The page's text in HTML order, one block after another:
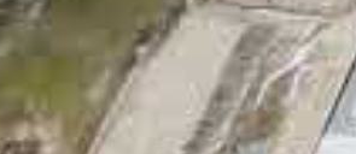
et le développement
: En diversifiant les
face aux fluctuations de la